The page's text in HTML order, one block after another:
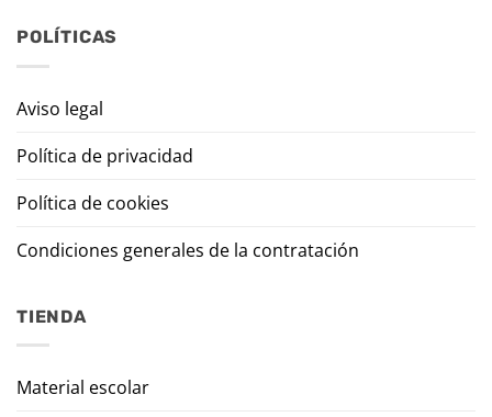
POLÍTICAS
Aviso legal
Política de privacidad
Política de cookies
Condiciones generales de la contratación
TIENDA
Material escolar